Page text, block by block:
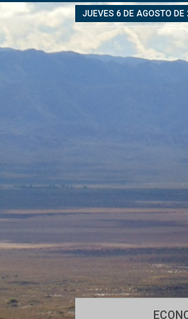
JUEVES 6 DE AGOSTO DE